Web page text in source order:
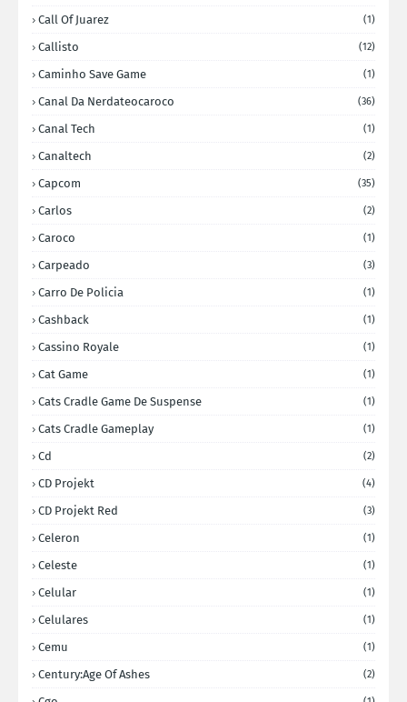
Call Of Juarez (1)
Callisto (12)
Caminho Save Game (1)
Canal Da Nerdateocaroco (36)
Canal Tech (1)
Canaltech (2)
Capcom (35)
Carlos (2)
Caroco (1)
Carpeado (3)
Carro De Policia (1)
Cashback (1)
Cassino Royale (1)
Cat Game (1)
Cats Cradle Game De Suspense (1)
Cats Cradle Gameplay (1)
Cd (2)
CD Projekt (4)
CD Projekt Red (3)
Celeron (1)
Celeste (1)
Celular (1)
Celulares (1)
Cemu (1)
Century:Age Of Ashes (2)